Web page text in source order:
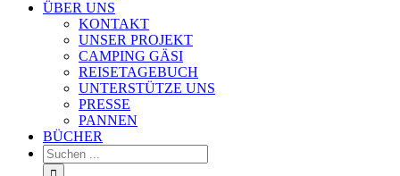
ÜBER UNS
KONTAKT
UNSER PROJEKT
CAMPING GÄSI
REISETAGEBUCH
UNTERSTÜTZE UNS
PRESSE
PANNEN
BÜCHER
Suche
nach: